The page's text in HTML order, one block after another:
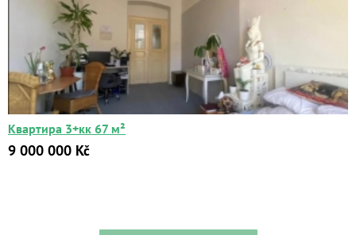
Квартира 3+кк 67 м²
9 000 000 Kč